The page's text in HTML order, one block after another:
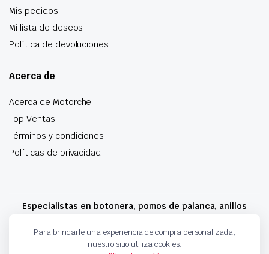
Mis pedidos
Mi lista de deseos
Política de devoluciones
Acerca de
Acerca de Motorche
Top Ventas
Términos y condiciones
Políticas de privacidad
Especialistas en botonera, pomos de palanca, anillos
Para brindarle una experiencia de compra personalizada,
nuestro sitio utiliza cookies.